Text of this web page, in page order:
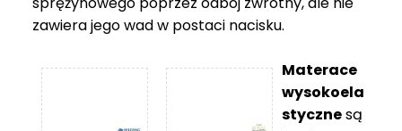
zawiera jego wad w postaci nacisku.
Materace
wysokoela
stycznesą